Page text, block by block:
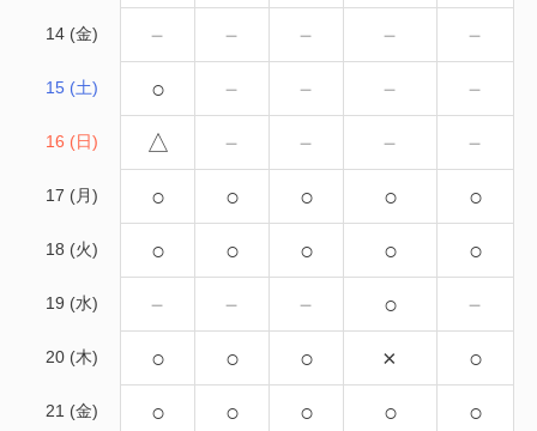
14 (金) － － － － －
15 (土) ○ － － － －
16 (日) △ － － － －
17 (月) ○ ○ ○ ○ ○
18 (火) ○ ○ ○ ○ ○
19 (水) － － － ○ －
20 (木) ○ ○ ○ × ○
21 (金) ○ ○ ○ ○ ○